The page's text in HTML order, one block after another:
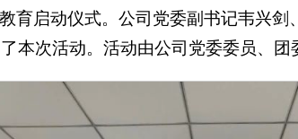
育启动仪式。公司党委副书记韦兴
本次活动。活动由公司党委委员、团